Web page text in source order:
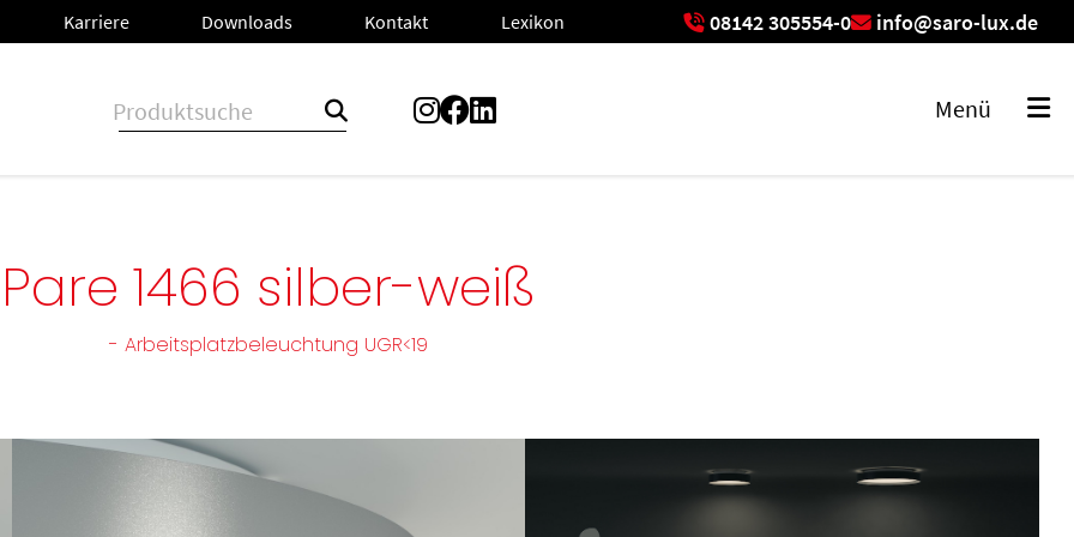
08142 305554-0 info@saro-lux.de
Menü
Karriere
Karriere Downloads
Downloads Kontakt
Kontakt Lexikon
Lexikon
Pare 1466 silber-weiß
- Arbeitsplatzbeleuchtung UGR<19